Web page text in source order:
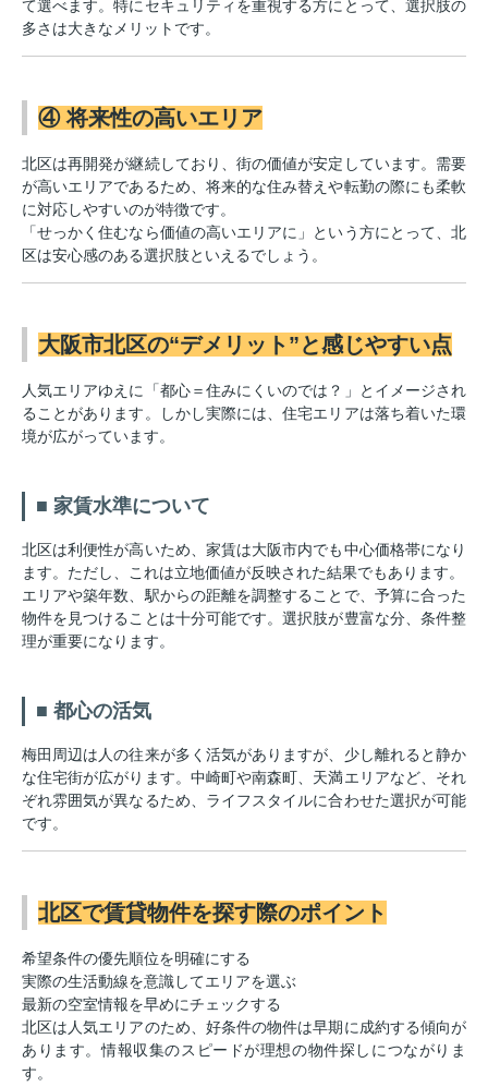
て選べます。特にセキュリティを重視する方にとって、選択肢の
多さは大きなメリットです。
④ 将来性の高いエリア
北区は再開発が継続しており、街の価値が安定しています。需要
が高いエリアであるため、将来的な住み替えや転勤の際にも柔軟
に対応しやすいのが特徴です。
「せっかく住むなら価値の高いエリアに」という方にとって、北
区は安心感のある選択肢といえるでしょう。
大阪市北区の“デメリット”と感じやすい点
人気エリアゆえに「都心＝住みにくいのでは？」とイメージされ
ることがあります。しかし実際には、住宅エリアは落ち着いた環
境が広がっています。
■ 家賃水準について
北区は利便性が高いため、家賃は大阪市内でも中心価格帯になり
ます。ただし、これは立地価値が反映された結果でもあります。
エリアや築年数、駅からの距離を調整することで、予算に合った
物件を見つけることは十分可能です。選択肢が豊富な分、条件整
理が重要になります。
■ 都心の活気
梅田周辺は人の往来が多く活気がありますが、少し離れると静か
な住宅街が広がります。中崎町や南森町、天満エリアなど、それ
ぞれ雰囲気が異なるため、ライフスタイルに合わせた選択が可能
です。
北区で賃貸物件を探す際のポイント
希望条件の優先順位を明確にする
実際の生活動線を意識してエリアを選ぶ
最新の空室情報を早めにチェックする
北区は人気エリアのため、好条件の物件は早期に成約する傾向が
あります。情報収集のスピードが理想の物件探しにつながりま
す。